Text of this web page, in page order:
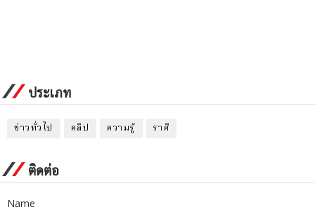
ประเภท
ข่าวทั่วไป คลิป ความรู้ ราศี
ติดต่อ
Name